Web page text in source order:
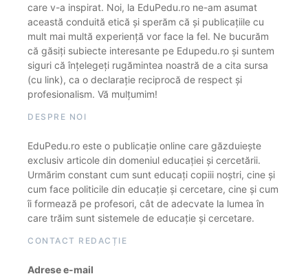
care v-a inspirat. Noi, la EduPedu.ro ne-am asumat
această conduită etică și sperăm că și publicațiile cu
mult mai multă experiență vor face la fel. Ne bucurăm
că găsiți subiecte interesante pe Edupedu.ro și suntem
siguri că înțelegeți rugămintea noastră de a cita sursa
(cu link), ca o declarație reciprocă de respect și
profesionalism. Vă mulțumim!
DESPRE NOI
EduPedu.ro este o publicație online care găzduiește
exclusiv articole din domeniul educației și cercetării.
Urmărim constant cum sunt educați copiii noștri, cine și
cum face politicile din educație și cercetare, cine și cum
îi formează pe profesori, cât de adecvate la lumea în
care trăim sunt sistemele de educație și cercetare.
CONTACT REDACȚIE
Adrese e-mail